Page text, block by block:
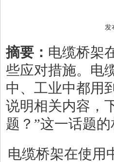
发
摘要： 电缆桥架
些应对措施。电
中、工业中都用
说明相关内容，
题？”这一话题的
电缆桥架在使用